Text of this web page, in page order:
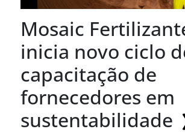
Mosaic
inicia novo ciclo
capacitação de
fornecedores em
sustentabilidade